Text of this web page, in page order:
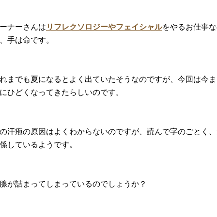
ナーさんは リフレクソロジーやフェイシャルをやるお仕事
手は命です。
までも夏になるとよく出ていたそうなのですが、今回は今
ひどくなってきたらしいのです。
汗疱の原因はよくわからないのですが、読んで字のごとく
しているようです。
が詰まってしまっているのでしょうか？